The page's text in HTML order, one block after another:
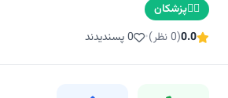
👨‍⚕️پزشکان
0.0(0 نظر) • 0 پسندیدند